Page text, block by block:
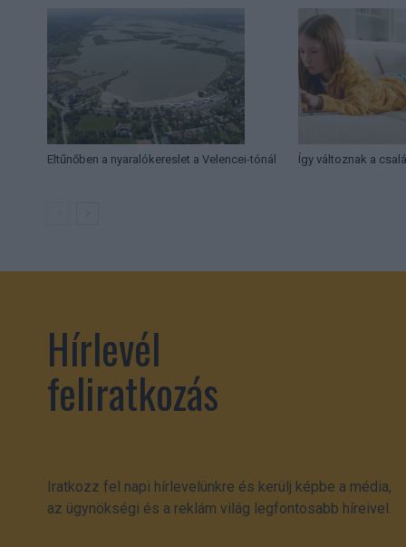
Eltűnőben a nyaralókereslet a Velencei-tónál Így változnak a
Hírlevél
feliratkozás
Iratkozz fel napi hírlevelünkre és kerülj képbe a média,
az ügynökségi és a reklám világ legfontosabb híreivel.